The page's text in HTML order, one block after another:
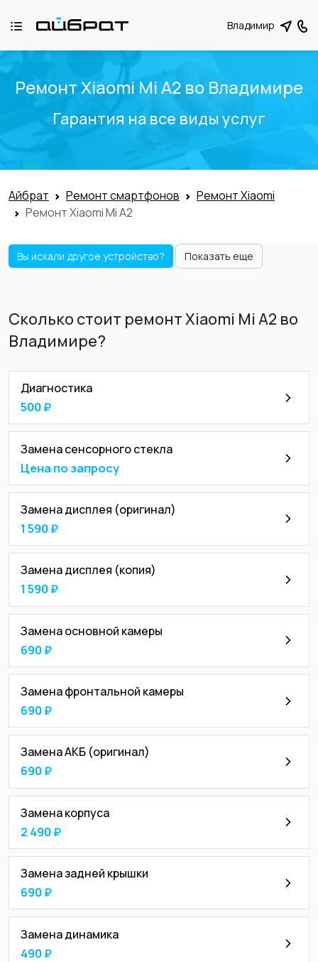
Владимир
Ремонт Xiaomi Mi А2 во Владимире
Гарантия на все виды услуг
Айбрат Ремонт смартфонов
Ремонт Xiaomi
Ремонт Xiaomi Mi А2
Вы искали другое устройство? Показать еще
Сколько стоит ремонт Xiaomi Mi А2 во
Владимире?
Диагностика
500 ₽
Замена сенсорного стекла
Цена по запросу
Замена дисплея (оригинал)
1 590 ₽
Замена дисплея (копия)
1 590 ₽
Замена основной камеры
690 ₽
Замена фронтальной камеры
690 ₽
Замена АКБ (оригинал)
690 ₽
Замена корпуса
2 490 ₽
Замена задней крышки
690 ₽
Замена динамика
490 ₽